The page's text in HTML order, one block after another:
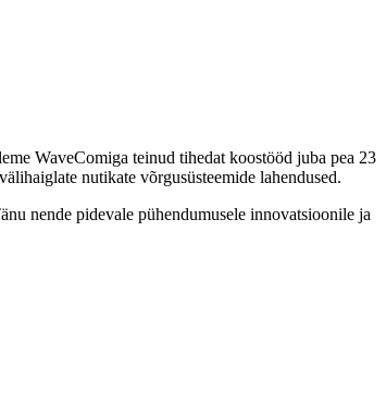
WaveComiga teinud tihedat koostööd juba pea 23
nutikate võrgusüsteemide lahendused.
nende pidevale pühendumusele innovatsioonile ja